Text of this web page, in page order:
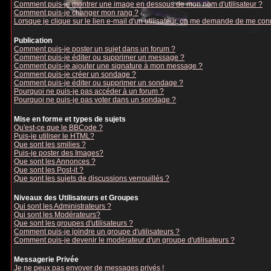
Comment puis-je montrer une image en dessous de mon nom d'utilisateur ?
Comment puis-je changer mon rang ?
Lorsque je clique sur le lien e-mail d'un utilisateur, on me demande de me
Publication
Comment puis-je poster un sujet dans un forum ?
Comment puis-je éditer ou supprimer un message ?
Comment puis-je ajouter une signature à mon message ?
Comment puis-je créer un sondage ?
Comment puis-je éditer ou supprimer un sondage ?
Pourquoi ne puis-je pas accéder à un forum ?
Pourquoi ne puis-je pas voter dans un sondage ?
Mise en forme et types de sujets
Qu'est-ce que le BBCode ?
Puis-je utiliser le HTML?
Que sont les smilies ?
Puis-je poster des Images?
Que sont les Annonces ?
Que sont les Post-it ?
Que sont les sujets de discussions verrouillés ?
Niveaux des Utilisateurs et Groupes
Qui sont les Administrateurs ?
Qui sont les Modérateurs?
Que sont les groupes d'utilisateurs ?
Comment puis-je joindre un groupe d'utilisateurs ?
Comment puis-je devenir le modérateur d'un groupe d'utilisateurs ?
Messagerie Privée
Je ne peux pas envoyer de messages privés !